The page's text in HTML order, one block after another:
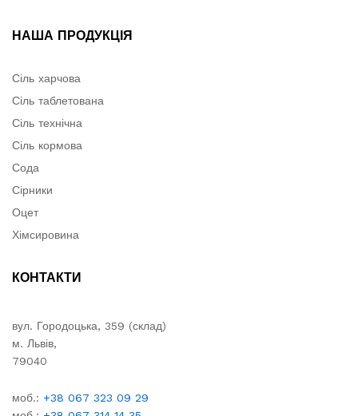
НАША ПРОДУКЦІЯ
Сіль харчова
Сіль таблетована
Сіль технічна
Сіль кормова
Сода
Сірники
Оцет
Хімсировина
КОНТАКТИ
вул. Городоцька, 359 (склад)
м. Львів,
79040
моб.: +38 067 323 09 29